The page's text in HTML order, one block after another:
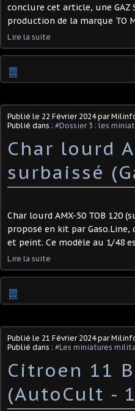
conclure cet article, une GAZ
production de la marque TO
Lire la suite
…
Publié le 22 Février 2024par
Publié dans : #Dossier 3 : les
Char lourd
surbaissé
Char lourd AMX-50 TOB 120
proposé en kit par
et peint. Ce modèle au 1/48
Lire la suite
…
Publié le 21 Février 2024par
Publié dans : #Les miniatures
Citroen 11
(AutoCult -